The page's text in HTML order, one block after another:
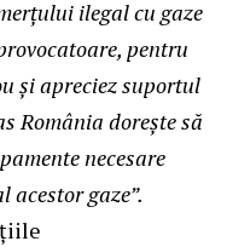
ilegal cu gaze
pentru
și apreciez suportul
România dorește să
necesare
gaze”.